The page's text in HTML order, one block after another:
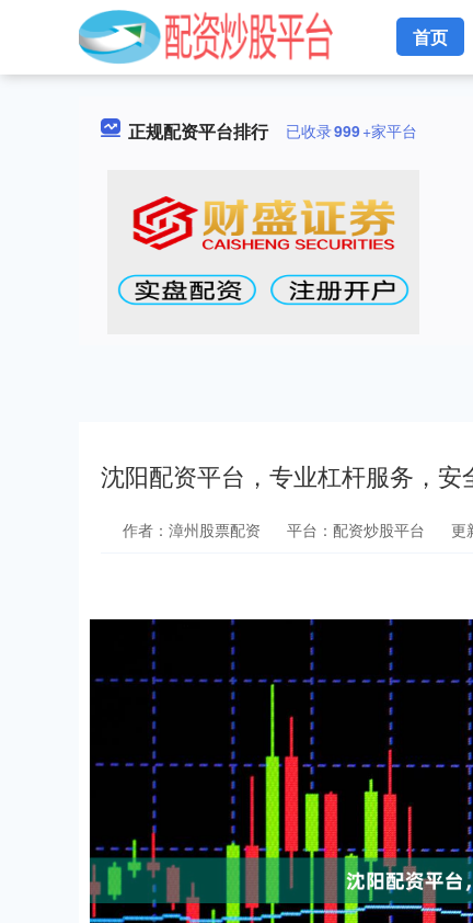
首页
正规配资平台排行 已收录999+家平台
沈阳配资平台，专业杠杆服务，安
作者：漳州股票配资 平台：配资炒股平台 更